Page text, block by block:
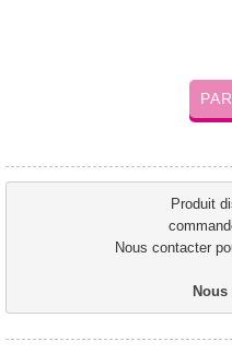
Produit
Nous contacter
Nous